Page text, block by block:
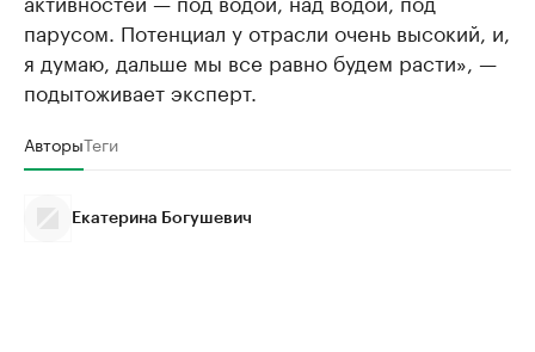
парусом. Потенциал у отрасли очень высокий, и,
я думаю, дальше мы все равно будем расти», —
подытоживает эксперт.
АвторыТеги
Екатерина Богушевич